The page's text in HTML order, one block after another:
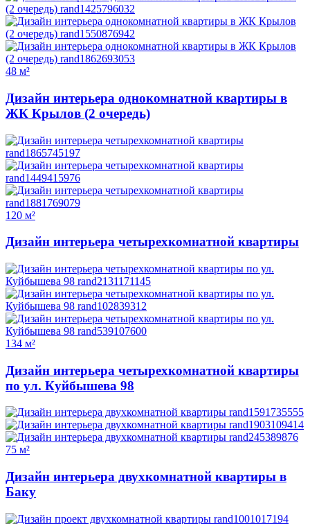
48 м²
Дизайн интерьера однокомнатной квартиры в
ЖК Крылов (2 очередь)
120 м²
Дизайн интерьера четырехкомнатной квартиры
134 м²
Дизайн интерьера четырехкомнатной квартиры
по ул. Куйбышева 98
75 м²
Дизайн интерьера двухкомнатной квартиры в
Баку